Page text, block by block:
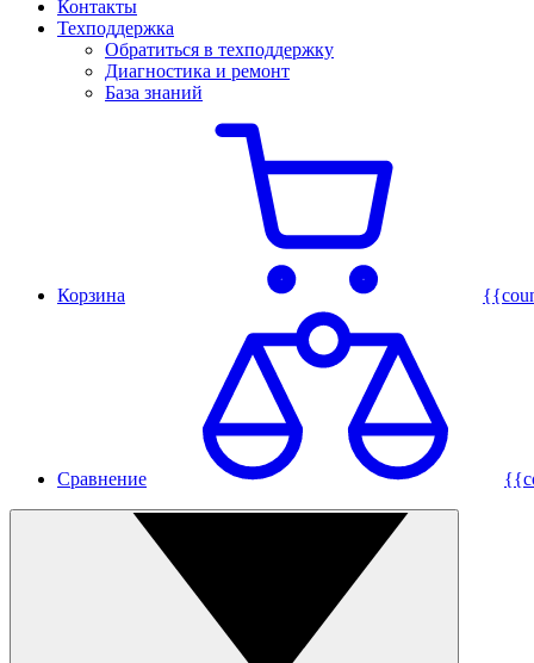
Контакты
Техподдержка
Обратиться в техподдержку
Диагностика и ремонт
База знаний
Корзина
Сравнение